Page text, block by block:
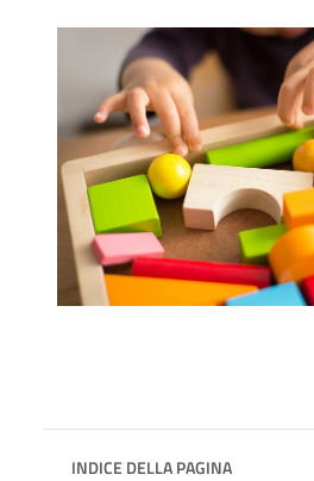
INDICE DELLA PAGINA